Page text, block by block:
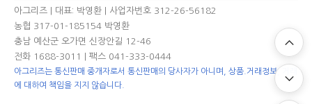
아그리즈 | 대표: 박영환 | 사업자번호 312-26-56182
농협 317-01-185154 박영환
충남 예산군 오가면 신장안길 12-46
전화 1688-3011
| 팩스 041-333-0444
아그리즈는 통신판매 중개자로서 통신판매의 당사자가 아니며, 상품.거래정보, 거래
에 대하여 책임을 지지 않습니다.